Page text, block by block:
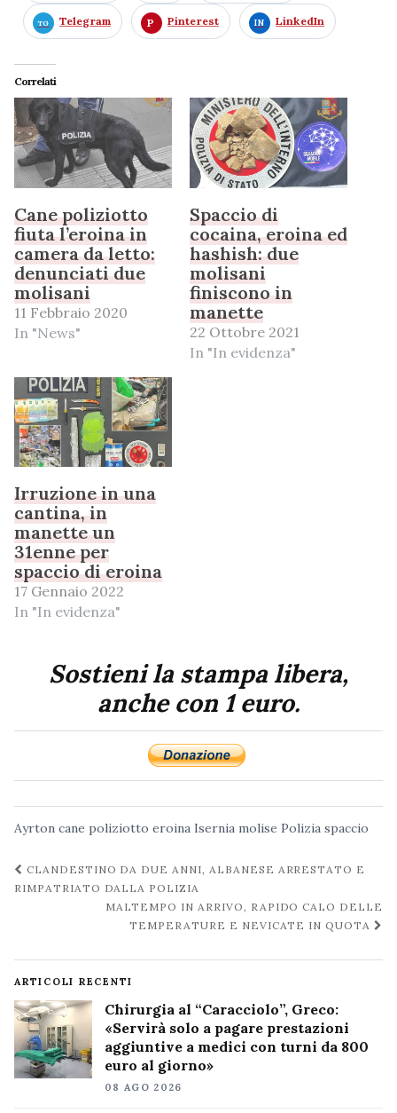
Telegram Pinterest LinkedIn
Correlati
Cane poliziotto
fiuta l’eroina in
camera da letto:
denunciati due
molisani
11 Febbraio 2020
In "News"
Spaccio di
cocaina, eroina ed
hashish: due
molisani
finiscono in
manette
22 Ottobre 2021
In "In evidenza"
Irruzione in una
cantina, in
manette un
31enne per
spaccio di eroina
17 Gennaio 2022
In "In evidenza"
Sostieni la stampa libera,
anche con 1 euro.
Ayrton cane poliziotto eroina Isernia molise Polizia spaccio
Navigazione
post
CLANDESTINO DA DUE ANNI, ALBANESE ARRESTATO E
RIMPATRIATO DALLA POLIZIA
MALTEMPO IN ARRIVO, RAPIDO CALO DELLE
TEMPERATURE E NEVICATE IN QUOTA
ARTICOLI RECENTI
Chirurgia al “Caracciolo”, Greco:
«Servirà solo a pagare prestazioni
aggiuntive a medici con turni da 800
euro al giorno»
08 AGO 2026